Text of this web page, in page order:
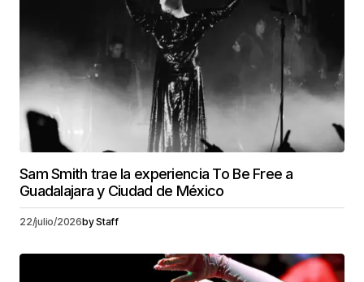
Sam Smith trae la experiencia To Be Free a
Guadalajara y Ciudad de México
22/julio/2026byStaff